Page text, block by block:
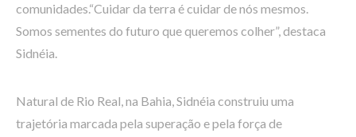
comunidades.“Cuidar da terra é cuidar de nós mesmos.
Somos sementes do futuro que queremos colher”, destaca
Sidnéia.
Natural de Rio Real, na Bahia, Sidnéia construiu uma
trajetória marcada pela superação e pela força de